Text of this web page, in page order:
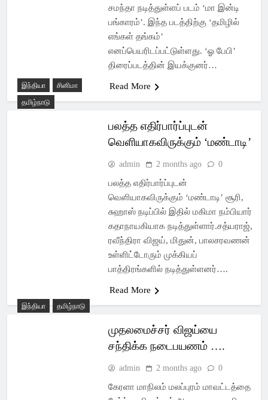
சமந்தா நடித்துள்ளப் படம் ‘மா இன்டி
பங்காரம்’. இந்த படத்திற்கு ‘தமிழில்
எங்கள் தங்கம்’
எனப்பெயரிடப்பட்டுள்ளது. ‘ஓ பேபி’
திரைப்படத்தின் இயக்குனர்…
Read More
இந்தியா
சினிமா
தமிழ்நாடு
பலத்த எதிர்பார்ப்புடன்
வெளியாகவிருக்கும் ‘மண்டாடி’
admin 2 months ago 0
பலத்த எதிர்பார்ப்புடன்
வெளியாகவிருக்கும் ‘மண்டாடி’ சூரி,
சுஹாஸ் நடிப்பில் இதில் மகிமா நம்பியார்
கதாநாயகியாக நடித்துள்ளார்.சத்யராஜ்,
ரவீந்திரா விஜய், மிதுன், பாலசரவணன்
உள்ளிட்டோரும் முக்கியப்
பாத்திரங்களில் நடித்துள்ளனர்….
Read More
இந்தியா தமிழ்நாடு
முதலமைச்சர் விஜய்யை
சந்திக்க நடைபயணம் ….
admin 2 months ago 0
கேரளா மாநிலம் மலப்புரம் மாவட்டத்தை